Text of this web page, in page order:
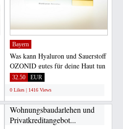
Bayern
Was kann Hyaluron und Sauerstoff
OZONID gutes für deine Haut tun
Du weißt ja, schon...
32.50 EUR
0 Likes | 1416 Views
Wohnungsbaudarlehen und
Privatkreditangebot...